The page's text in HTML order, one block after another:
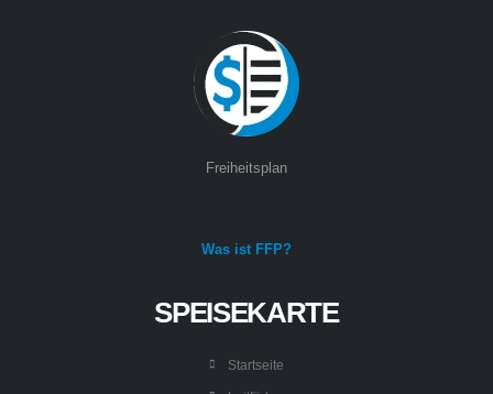
Freiheitsplan
Was ist FFP?
SPEISEKARTE
Startseite